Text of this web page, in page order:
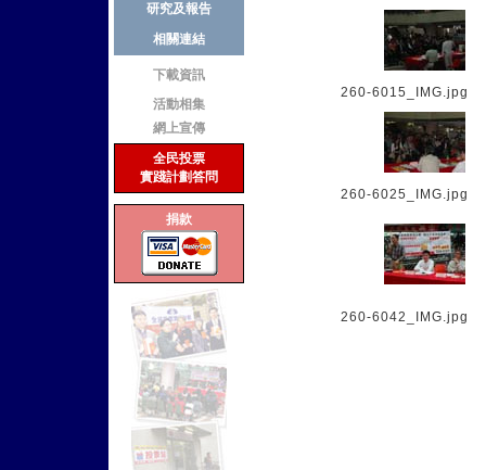
研究及報告
相關連結
下載資訊
活動相集
網上宣傳
全民投票
實踐計劃答問
捐款
260-6015_IMG.jpg
260-6025_IMG.jpg
260-6042_IMG.jpg